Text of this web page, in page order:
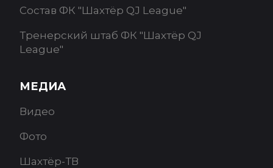
Состав ФК "Шахтёр QJ League"
Тренерский штаб ФК "Шахтёр QJ
League"
МЕДИА
Видео
Фото
Шахтёр-ТВ